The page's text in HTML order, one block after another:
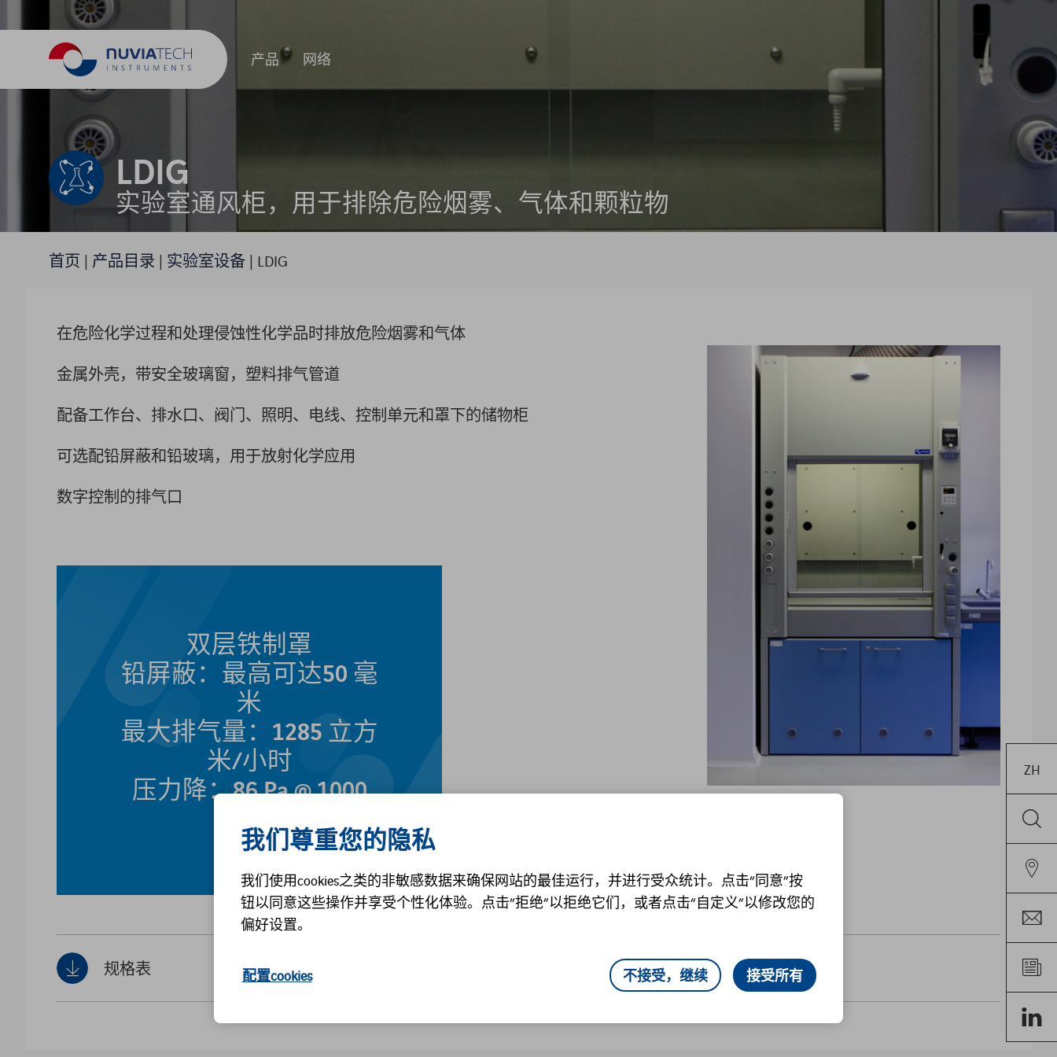
产品
辐射监测系统
实验室设备
网络
ZH
LDIG
实验室通风柜，用于排除危险烟雾、气体和颗粒物
首页 | 产品目录 | 实验室设备 | LDIG
在危险化学过程和处理侵蚀性化学品时排放危险烟雾和气体
金属外壳，带安全玻璃窗，塑料排气管道
配备工作台、排水口、阀门、照明、电线、控制单元和罩下的储物柜
可选配铅屏蔽和铅玻璃，用于放射化学应用
数字控制的排气口
双层铁制罩
铅屏蔽：最高可达50 毫
米
最大排气量：1285 立方
米/小时
压力降：86 Pa @ 1000
m3/h
规格表
我们尊重您的隐私
我们使用cookies之类的非敏感数据来确保网站的最佳运行，并进行受众统计。点击“同意”按
钮以同意这些操作并享受个性化体验。点击“拒绝”以拒绝它们，或者点击“自定义”以修改您的
偏好设置。
接受所有
不接受，继续
配置cookies